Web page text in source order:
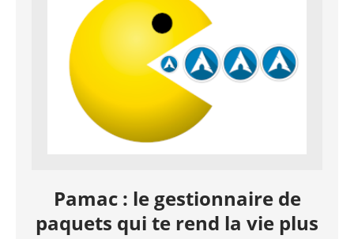
Pamac : le gestionnaire de
paquets qui te rend la vie plus